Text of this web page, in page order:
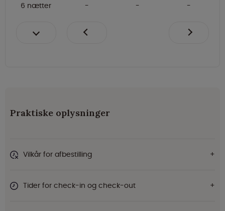
6 nætter
Praktiske oplysninger
Vilkår for afbestilling
Tider for check-in og check-out